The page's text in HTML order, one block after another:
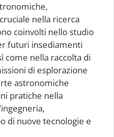
nella ricerca
coinvolti nello studio
futuri insediamenti
come nella raccolta di
di esplorazione
astronomiche
pratiche nella
di nuove tecnologie e